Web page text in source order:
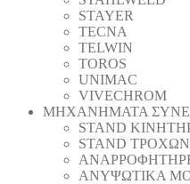
STAYER
TECNA
TELWIN
TOROS
UNIMAC
VIVECHROM
ΜΗΧΑΝΗΜΑΤΑ
STAND
STAND ΤΡΟΧΩΝ
ΑΝΥΨΩΤΙΚΑ